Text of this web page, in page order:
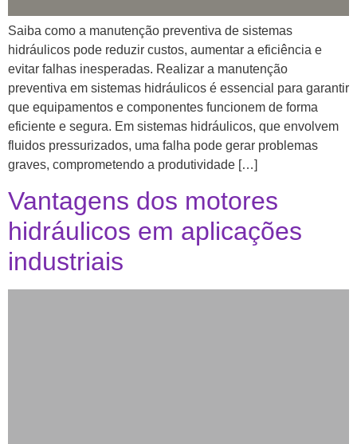
Saiba como a manutenção preventiva de sistemas
hidráulicos pode reduzir custos, aumentar a eficiência e
evitar falhas inesperadas. Realizar a manutenção
preventiva em sistemas hidráulicos é essencial para garantir
que equipamentos e componentes funcionem de forma
eficiente e segura. Em sistemas hidráulicos, que envolvem
fluidos pressurizados, uma falha pode gerar problemas
graves, comprometendo a produtividade […]
Vantagens dos motores
hidráulicos em aplicações
industriais